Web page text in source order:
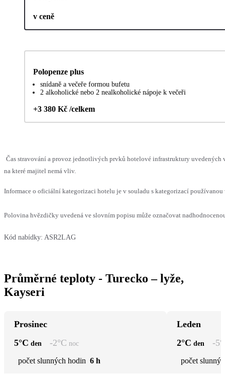
v ceně
Polopenze plus
snídaně a večeře formou bufetu
2 alkoholické nebo 2 nealkoholické nápoje k večeři
+3 380 Kč /celkem
Čas stravování a provoz jednotlivých prvků hotelové infrastruktury uvedených
na které majitel nemá vliv.
Informace o oficiální kategorizaci hotelu je v souladu s kategorizací
Polovina hvězdičky uvedená ve slovním popisu může označovat
Kód nabídky: ASR2LAG
Průměrné teploty - Turecko – lyže,
Kayseri
Prosinec
5°C den -2°C noc
počet slunných hodin 6 h
Leden
2°C den -5
počet